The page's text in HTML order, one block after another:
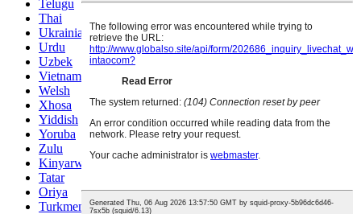
Telugu
Thai
Ukrainian
Urdu
Uzbek
Vietnamese
Welsh
Xhosa
Yiddish
Yoruba
Zulu
Kinyarwanda
Tatar
Oriya
Turkmen